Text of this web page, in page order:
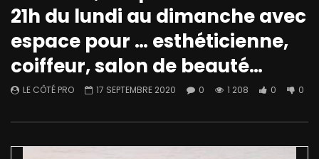
21h du lundi au dimanche avec
espace pour … esthéticienne,
coiffeur, salon de beauté…
LE CÔTÉ PRO 17 SEPTEMBRE 2020 0 1 208 0 0